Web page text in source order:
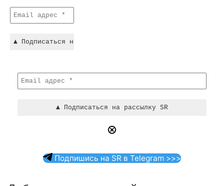
Подпишись на SR в Telegram >>>